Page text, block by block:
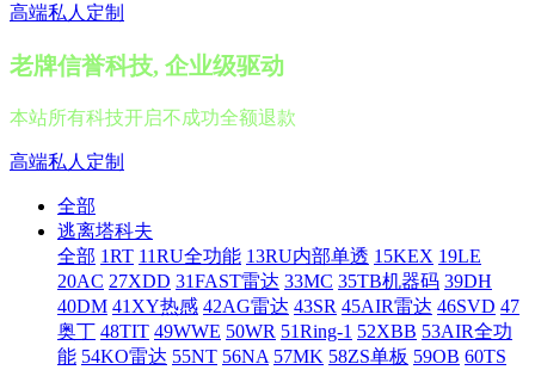
高端私人定制
老牌信誉科技, 企业级驱动
本站所有科技开启不成功全额退款
高端私人定制
全部
逃离塔科夫
全部 1RT 11RU全功能 13RU内部单透 15KEX 19LE
20AC 27XDD 31FAST雷达 33MC 35TB机器码 39DH
40DM 41XY热感 42AG雷达 43SR 45AIR雷达 46SVD 47
奥丁 48TIT 49WWE 50WR 51Ring-1 52XBB 53AIR全功
能 54KO雷达 55NT 56NA 57MK 58ZS单板 59OB 60TS